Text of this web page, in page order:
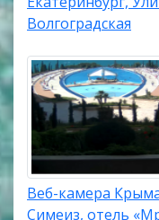
Волгоградская
Веб-камера
Симеиз, отель